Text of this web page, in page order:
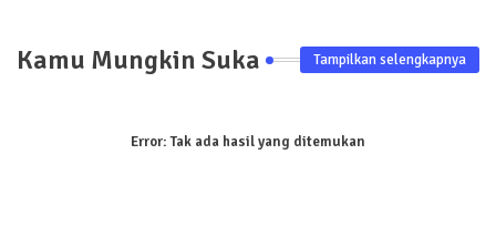
Kamu Mungkin Suka Tampilkan selengkapnya
Error:Tak ada hasil yang ditemukan